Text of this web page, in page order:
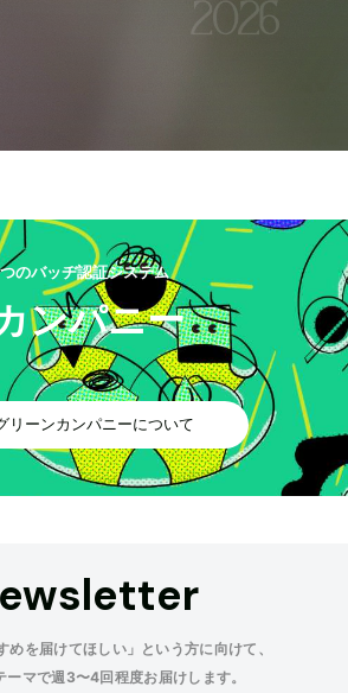
のバッヂ認証システム
ンパニー
リーンカンパニーについて
めを届けてほしい」という方に向けて、
ーマで週3〜4回程度お届けします。